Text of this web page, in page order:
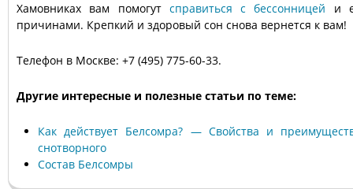
Хамовниках вам помогут справиться с бессонницей и
причинами. Крепкий и здоровый сон снова вернется к вам!
Телефон в Москве: +7 (495) 775-60-33.
Другие интересные и полезные статьи по теме:
Как действует Белсомра? — Свойства и
снотворного
Состав Белсомры